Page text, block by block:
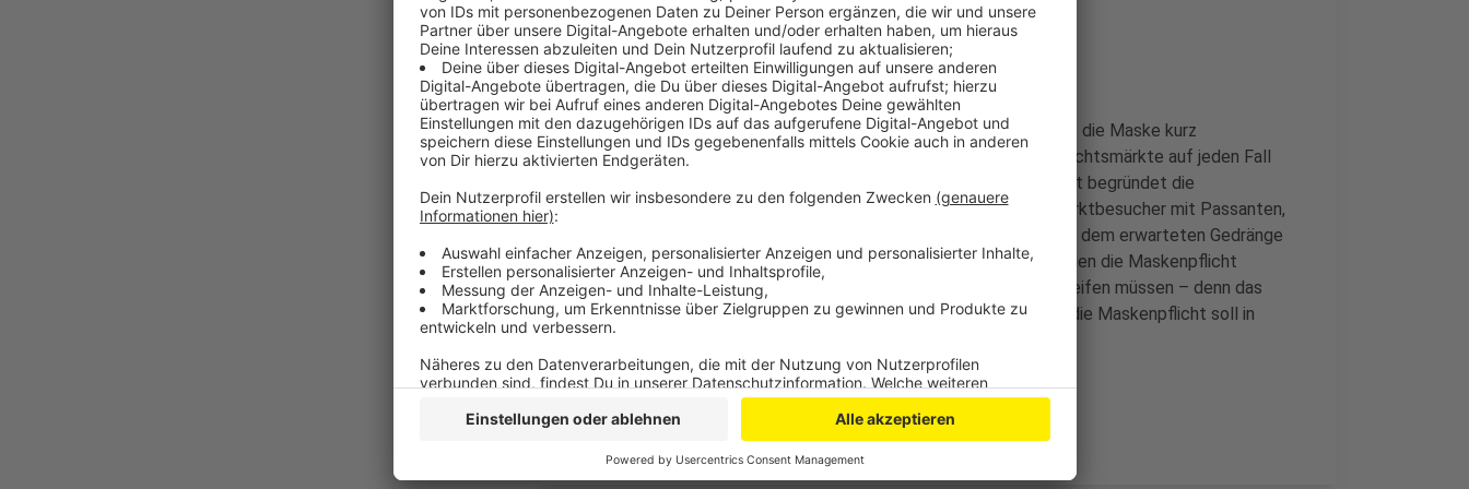
Anzeige
Um Glühwein zu trinken oder etwas an den Ständen zu essen, darf die Maske kurz
abgenommen werden. Ziel ist es sicherzustellen, dass die Weihnachtsmärkte auf jeden Fall
stattfinden können, und das für alle einigermaßen sicher. Die Stadt begründet die
Maskenpflicht damit, dass in den Fußgängerzonen Weihnachtsmarktbesucher mit Passanten,
die in den dortigen Geschäften einkaufen, zusammenkommen – in dem erwarteten Gedränge
würden Abstände tendenziell nicht eingehalten, heißt es. Wer gegen die Maskenpflicht
verstößt und erwischt wird, wird wohl bald tiefer in die Tasche greifen müssen – denn das
Land plant, die Corona-Bußgelder zu erhöhen. Ein Verstoß gegen die Maskenpflicht soll in
Zukunft nicht mehr 50, sondern gleich 150 Euro kosten.
Anzeige